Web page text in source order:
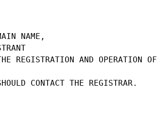
NAME,
REGISTRATION AND OPERATION OF
CONTACT THE REGISTRAR.